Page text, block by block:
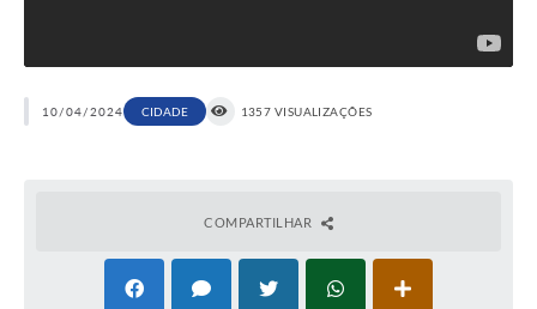
10/04/2024 CIDADE 1357 VISUALIZAÇÕES
COMPARTILHAR